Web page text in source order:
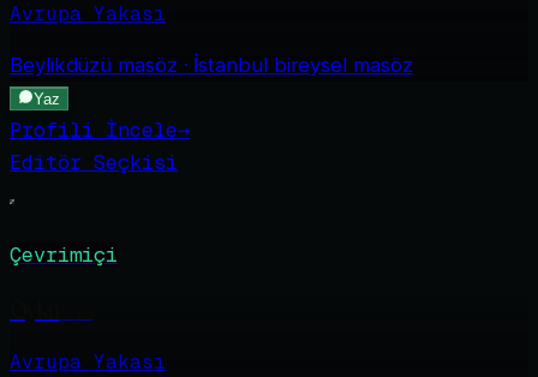
Avrupa Yakası
Beylikdüzü masöz · İstanbul bireysel masöz
Yaz
Profili İncele→
Editör Seçkisi
Çevrimiçi
Avrupa Yakası